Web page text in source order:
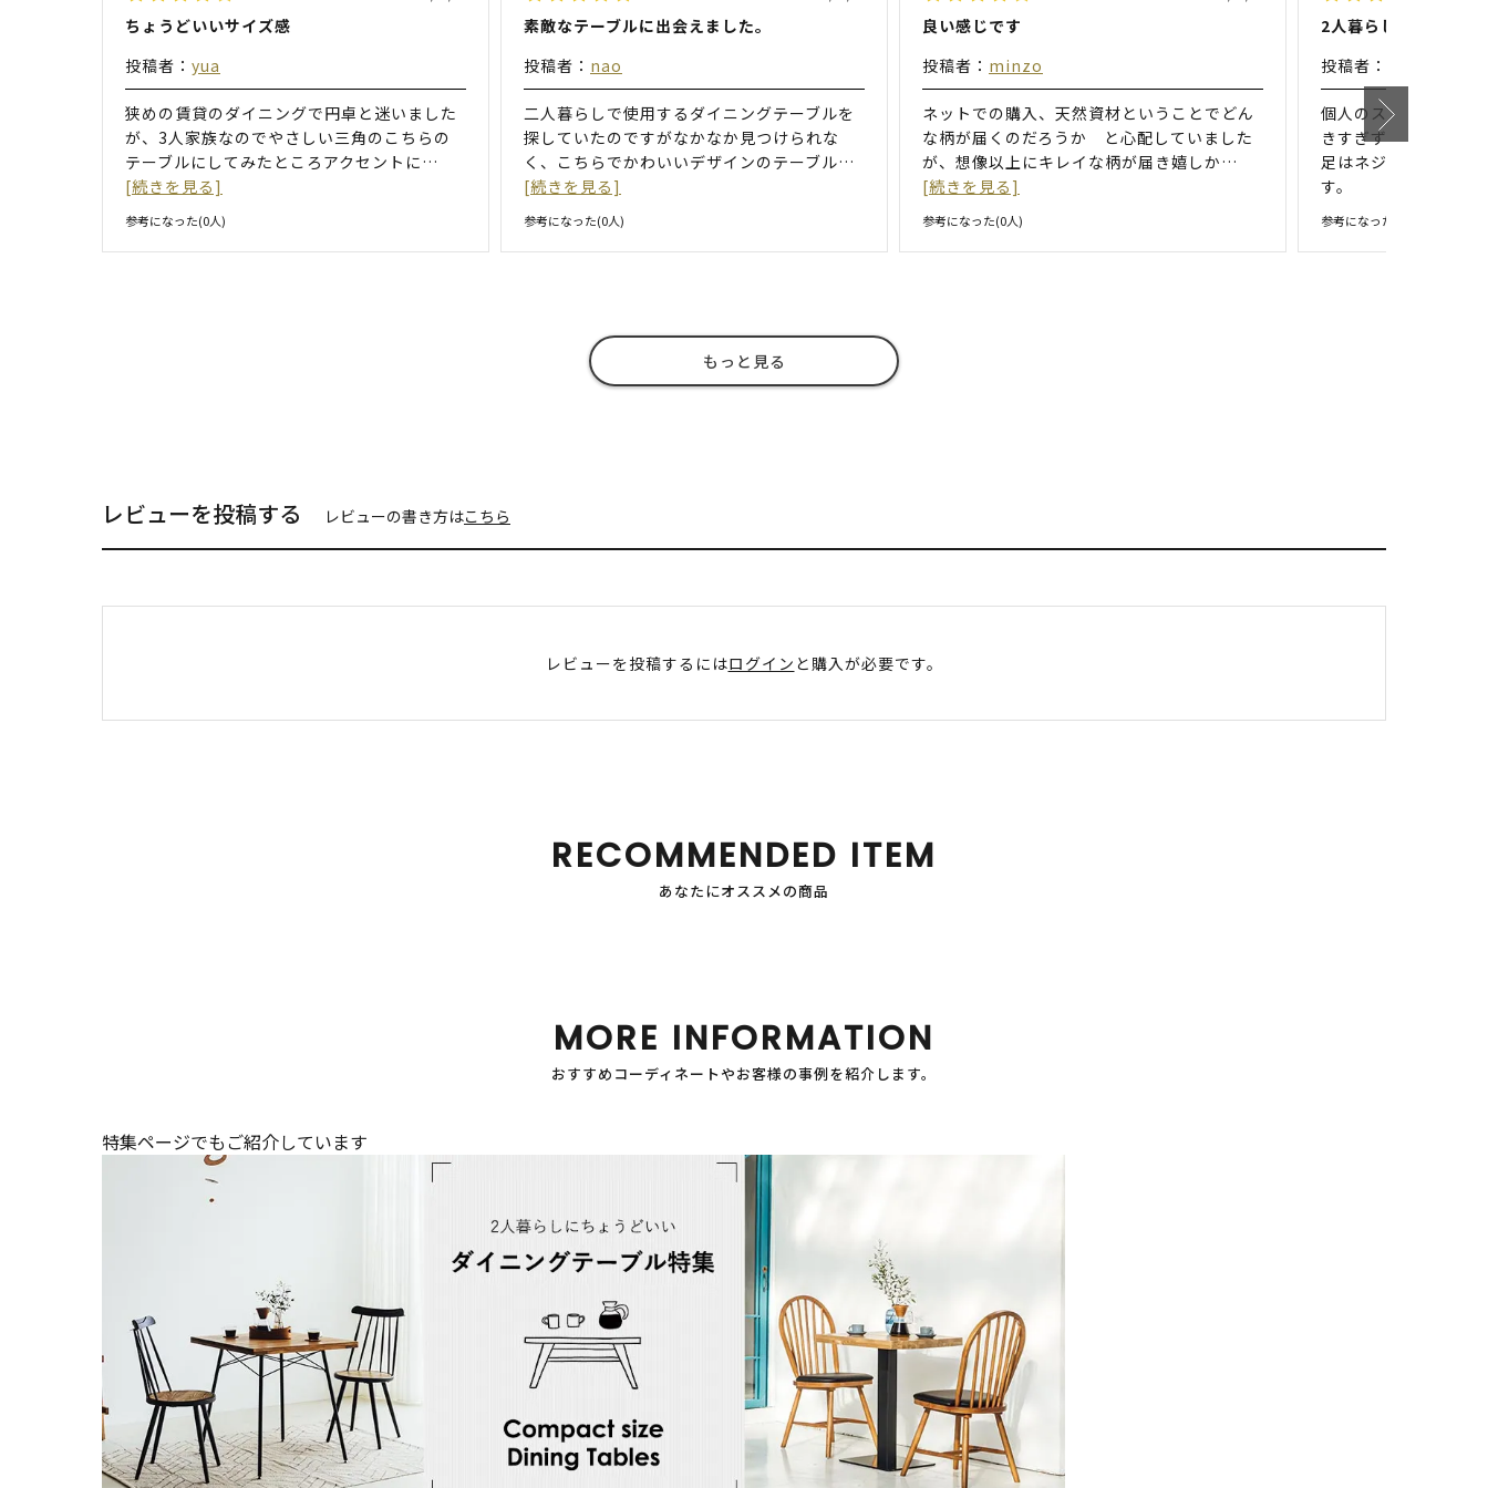
ちょうどいいサイズ感
投稿者： yua
狭めの賃貸のダイニングで円卓と迷いました
が、3人家族なのでやさしい三角のこちらの
テーブルにしてみたところアクセントに…
[続きを見る]
参考になった(0人)
素敵なテーブルに出会えました。
投稿者： nao
二人暮らしで使用するダイニングテーブルを
探していたのですがなかなか見つけられな
く、こちらでかわいいデザインのテーブル…
[続きを見る]
参考になった(0人)
良い感じです
投稿者： minzo
ネットでの購入、天然資材ということでどん
な柄が届くのだろうか と心配していました
が、想像以上にキレイな柄が届き嬉しか…
[続きを見る]
参考になった(0人)
2人暮らしに調度良い
投稿者：
個人のスペースをし
きすぎず調度良い大
足はネジが緩みやす
す。
参考になった(
もっと見る
レビューを投稿する レビューの書き方はこちら
レビューを投稿するにはログイン と購入が必要です。
RECOMMENDED ITEM
あなたにオススメの商品
MORE INFORMATION
おすすめコーディネートやお客様の事例を紹介します。
特集ページでもご紹介しています